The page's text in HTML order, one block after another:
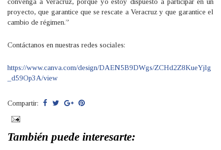
convenga a Veracruz, porque yo estoy dispuesto a participar en un
proyecto, que garantice que se rescate a Veracruz y que garantice el
cambio de régimen.”
Contáctanos en nuestras redes sociales:
https://www.canva.com/design/DAEN5B9DWgs/ZCHd2Z8KueYjlg
_d59Op3A/view
Compartir:
También puede interesarte: